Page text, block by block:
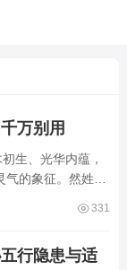
万别用
生、光华内蕴，
的象征。然姓名
难扶。若不顾八
331
行隐患与适